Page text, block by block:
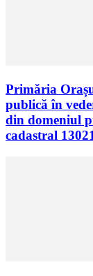
Primăria
publică în
din domeniul
cadastral